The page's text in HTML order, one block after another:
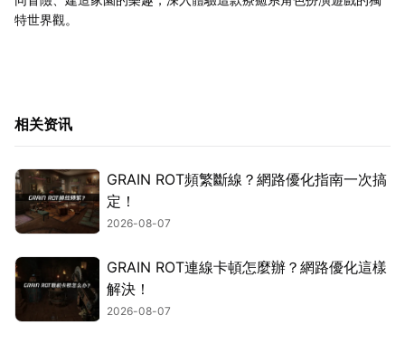
特世界觀。
相关资讯
GRAIN ROT頻繁斷線？網路優化指南一次搞
定！
2026-08-07
GRAIN ROT連線卡頓怎麼辦？網路優化這樣
解決！
2026-08-07